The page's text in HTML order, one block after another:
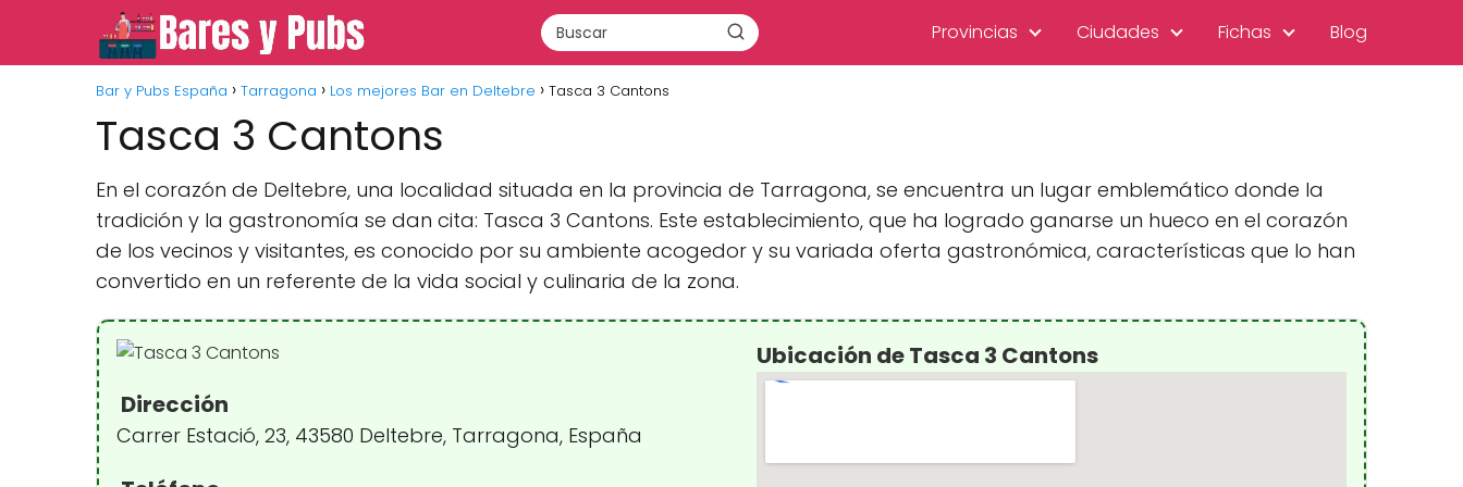
Provincias Ciudades Fichas Blog
Bar y Pubs España Tarragona Los mejores Bar en Deltebre Tasca 3 Cantons
Tasca 3 Cantons
En el corazón de Deltebre, una localidad situada en la provincia de Tarragona, se encuentra un lugar emblemático donde la
tradición y la gastronomía se dan cita: Tasca 3 Cantons. Este establecimiento, que ha logrado ganarse un hueco en el corazón
de los vecinos y visitantes, es conocido por su ambiente acogedor y su variada oferta gastronómica, características que lo han
convertido en un referente de la vida social y culinaria de la zona.
Dirección
Carrer Estació, 23, 43580 Deltebre, Tarragona, España
Ubicación de Tasca 3 Cantons